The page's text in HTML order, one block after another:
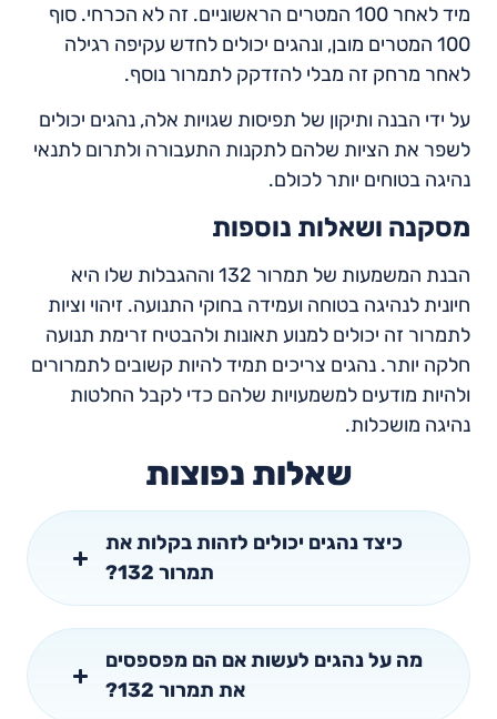
מיד לאחר 100 המטרים הראשוניים. זה לא הכרחי. סוף
100 המטרים מובן, ונהגים יכולים לחדש עקיפה רגילה
לאחר מרחק זה מבלי להזדקק לתמרור נוסף.
על ידי הבנה ותיקון של תפיסות שגויות אלה, נהגים יכולים
לשפר את הציות שלהם לתקנות התעבורה ולתרום לתנאי
נהיגה בטוחים יותר לכולם.
מסקנה ושאלות נוספות
הבנת המשמעות של תמרור 132 וההגבלות שלו היא
חיונית לנהיגה בטוחה ועמידה בחוקי התנועה. זיהוי וציות
לתמרור זה יכולים למנוע תאונות ולהבטיח זרימת תנועה
חלקה יותר. נהגים צריכים תמיד להיות קשובים לתמרורים
ולהיות מודעים למשמעויות שלהם כדי לקבל החלטות
נהיגה מושכלות.
שאלות נפוצות
כיצד נהגים יכולים לזהות בקלות את
תמרור 132?
מה על נהגים לעשות אם הם מפספסים
את תמרור 132?